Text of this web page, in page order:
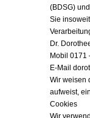
(BDSG)
Sie
Dr.
Mobil 0171
E-Mail
Wir weisen
aufweist,
Cookies
Wir